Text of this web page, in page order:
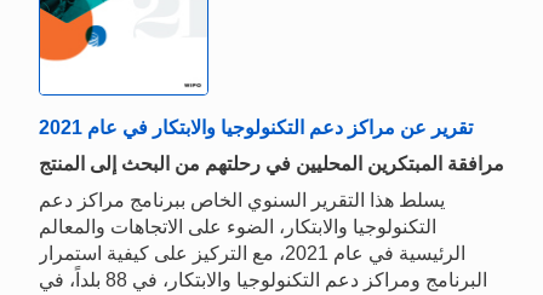
تقرير عن مراكز دعم التكنولوجيا والابتكار في عام 2021
مرافقة المبتكرين المحليين في رحلتهم من البحث إلى المنتج
يسلط هذا التقرير السنوي الخاص ببرنامج مراكز دعم
التكنولوجيا والابتكار، الضوء على الاتجاهات والمعالم
الرئيسية في عام 2021، مع التركيز على كيفية استمرار
البرنامج ومراكز دعم التكنولوجيا والابتكار، في 88 بلداً، في